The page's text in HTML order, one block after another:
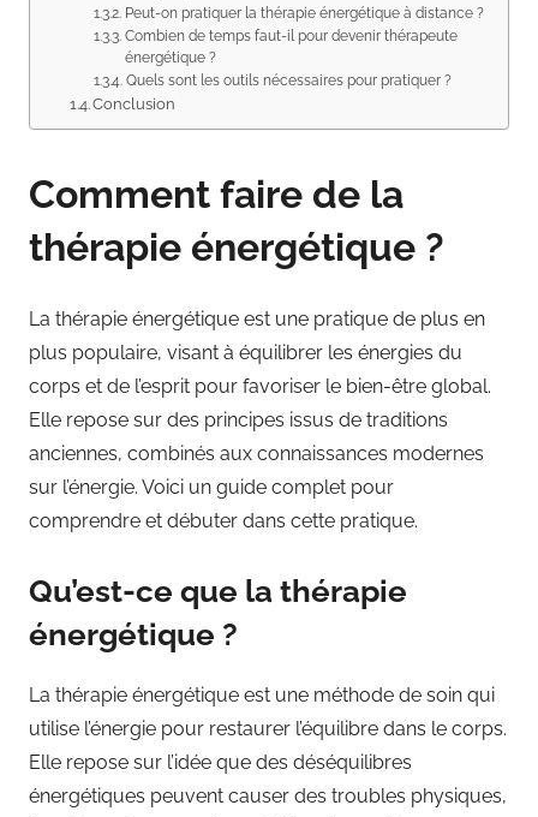
Peut-on pratiquer la thérapie énergétique à distance ?
Combien de temps faut-il pour devenir thérapeute
énergétique ?
Quels sont les outils nécessaires pour pratiquer ?
Conclusion
Comment faire de la
thérapie énergétique ?
La thérapie énergétique est une pratique de plus en
plus populaire, visant à équilibrer les énergies du
corps et de l’esprit pour favoriser le bien-être global.
Elle repose sur des principes issus de traditions
anciennes, combinés aux connaissances modernes
sur l’énergie. Voici un guide complet pour
comprendre et débuter dans cette pratique.
Qu’est-ce que la thérapie
énergétique ?
La thérapie énergétique est une méthode de soin qui
utilise l’énergie pour restaurer l’équilibre dans le corps.
Elle repose sur l’idée que des déséquilibres
énergétiques peuvent causer des troubles physiques,